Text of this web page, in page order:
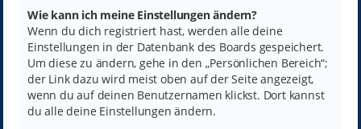
Wie kann ich meine Einstellungen ändern?
Wenn du dich registriert hast, werden alle deine
Einstellungen in der Datenbank des Boards gespeichert.
Um diese zu ändern, gehe in den „Persönlichen Bereich“;
der Link dazu wird meist oben auf der Seite angezeigt,
wenn du auf deinen Benutzernamen klickst. Dort kannst
du alle deine Einstellungen ändern.